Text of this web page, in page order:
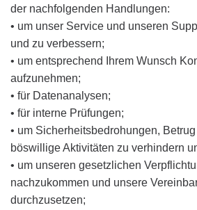
der nachfolgenden Handlungen:
• um unser Service und unseren
und zu verbessern;
• um entsprechend Ihrem Wunsch
aufzunehmen;
• für Datenanalysen;
• für interne Prüfungen;
• um Sicherheitsbedrohungen,
böswillige Aktivitäten zu verhindern
• um unseren gesetzlichen
nachzukommen und unsere
durchzusetzen;